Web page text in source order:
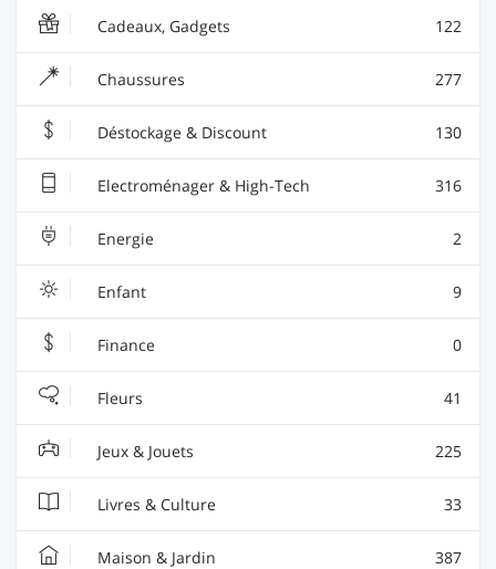
Cadeaux, Gadgets 122
Chaussures 277
Déstockage & Discount 130
Electroménager & High-Tech 316
Energie 2
Enfant 9
Finance 0
Fleurs 41
Jeux & Jouets 225
Livres & Culture 33
Maison & Jardin 387